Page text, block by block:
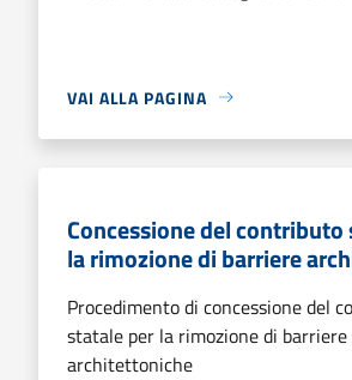
VAI ALLA PAGINA
Concessione del
la rimozione di barriere
Procedimento di concessione del
statale per la rimozione di barriere
architettoniche